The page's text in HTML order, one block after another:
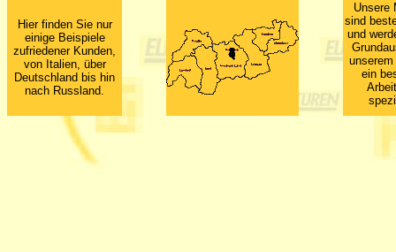
Hier finden Sie nur
einige Beispiele
zufriedener Kunden,
von Italien, über
Deutschland bis hin
nach Russland.
Unsere
sind
und
ein